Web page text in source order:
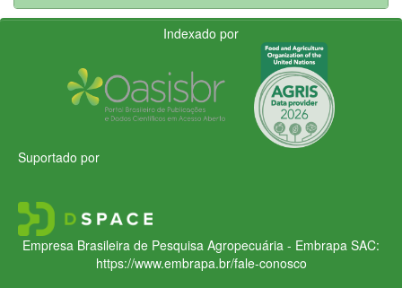
Indexado por
Suportado por
Empresa Brasileira de Pesquisa Agropecuária - Embrapa SAC:
https://www.embrapa.br/fale-conosco